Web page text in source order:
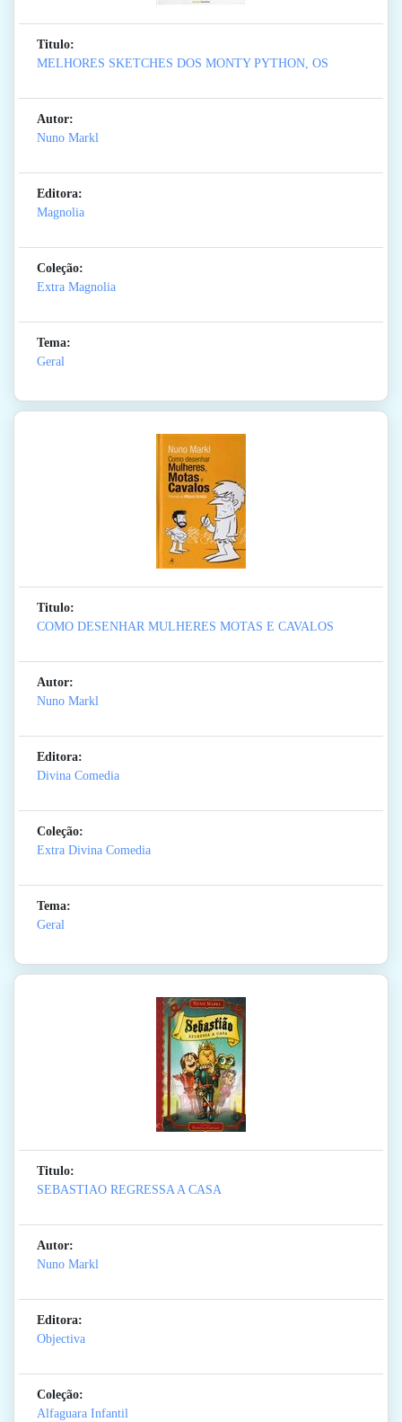
Titulo:
MELHORES SKETCHES DOS MONTY PYTHON, OS
Autor:
Nuno Markl
Editora:
Magnolia
Coleção:
Extra Magnolia
Tema:
Geral
Titulo:
COMO DESENHAR MULHERES MOTAS E CAVALOS
Autor:
Nuno Markl
Editora:
Divina Comedia
Coleção:
Extra Divina Comedia
Tema:
Geral
Titulo:
SEBASTIAO REGRESSA A CASA
Autor:
Nuno Markl
Editora:
Objectiva
Coleção:
Alfaguara Infantil